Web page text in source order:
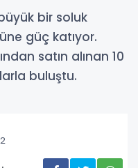
bir soluk
güç katıyor.
satın alınan 10
buluştu.